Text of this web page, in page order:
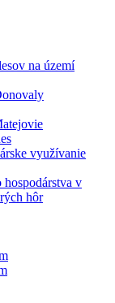
na území
využívanie
hospodárstva v
hôr